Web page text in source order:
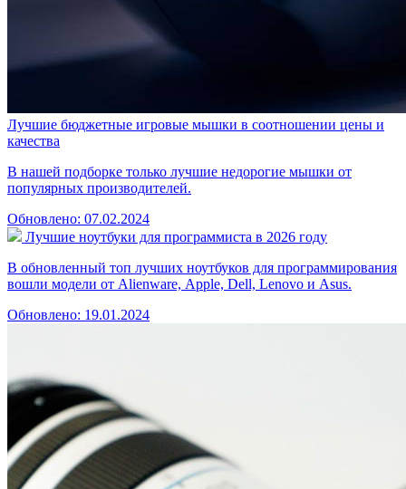
Лучшие бюджетные игровые мышки в соотношении цены и
качества
В нашей подборке только лучшие недорогие мышки от
популярных производителей.
Обновлено: 07.02.2024
Лучшие ноутбуки для программиста в 2026 году
В обновленный топ лучших ноутбуков для программирования
вошли модели от Alienware, Apple, Dell, Lenovo и Asus.
Обновлено: 19.01.2024